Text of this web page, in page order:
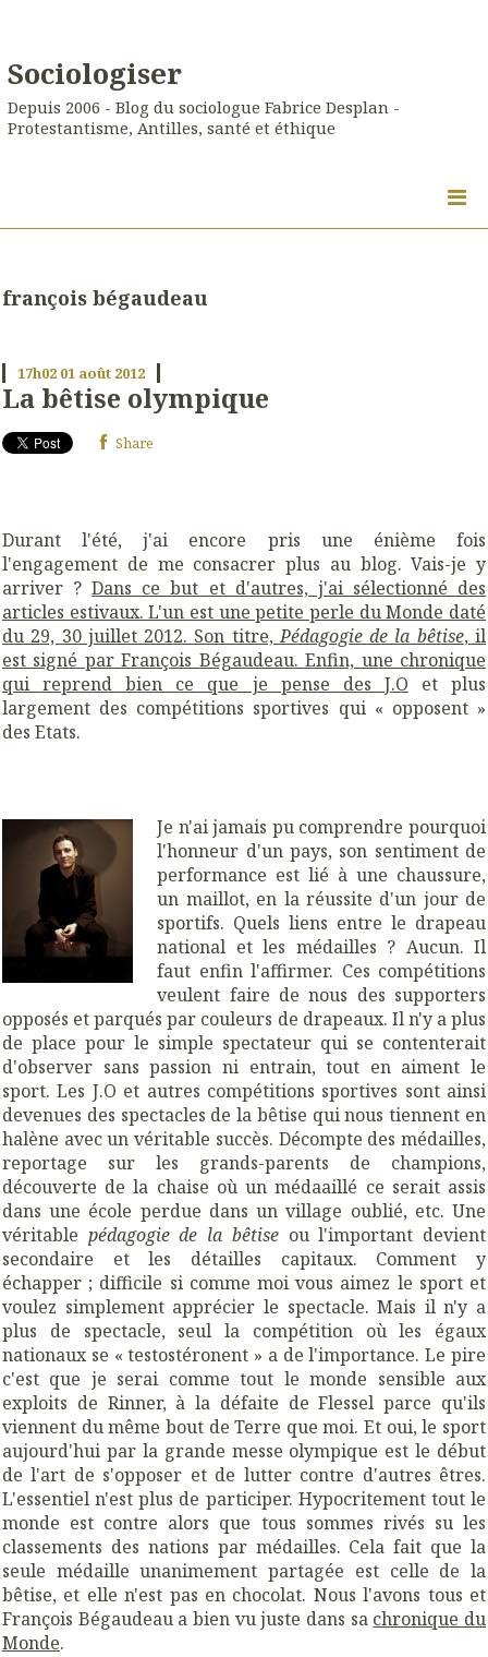
Sociologiser
Depuis 2006 - Blog du sociologue Fabrice Desplan -
Protestantisme, Antilles, santé et éthique
françois bégaudeau
17h02 01 août 2012
La bêtise olympique
Share
Durant l'été, j'ai encore pris une énième fois
l'engagement de me consacrer plus au blog. Vais-je y
arriver ?Dans ce but et d'autres, j'ai sélectionné des
articles estivaux. L'un est une petite perle du Monde daté
du 29, 30 juillet 2012. Son titre,Pédagogie de la bêtise, il
est signé par François Bégaudeau. Enfin, une chronique
qui reprend bien ce que je pense des J.O et plus
largement des compétitions sportives qui « opposent »
des Etats.
Je n'ai jamais pu comprendre pourquoi
l'honneur d'un pays, son sentiment de
performance est lié à une chaussure,
un maillot, en la réussite d'un jour de
sportifs. Quels liens entre le drapeau
national et les médailles ? Aucun. Il
faut enfin l'affirmer. Ces compétitions
veulent faire de nous des supporters
opposés et parqués par couleurs de drapeaux. Il n'y a plus
de place pour le simple spectateur qui se contenterait
d'observer sans passion ni entrain, tout en aiment le
sport. Les J.O et autres compétitions sportives sont ainsi
devenues des spectacles de la bêtise qui nous tiennent en
halène avec un véritable succès. Décompte des médailles,
reportage sur les grands-parents de champions,
découverte de la chaise où un médaaillé ce serait assis
dans une école perdue dans un village oublié, etc. Une
véritable pédagogie de la bêtiseou l'important devient
secondaire et les détailles capitaux. Comment y
échapper ; difficile si comme moi vous aimez le sport et
voulez simplement apprécier le spectacle. Mais il n'y a
plus de spectacle, seul la compétition où les égaux
nationaux se « testostéronent » a de l'importance. Le pire
c'est que je serai comme tout le monde sensible aux
exploits de Rinner, à la défaite de Flessel parce qu'ils
viennent du même bout de Terre que moi. Et oui, le sport
aujourd'hui par la grande messe olympique est le début
de l'art de s'opposer et de lutter contre d'autres êtres.
L'essentiel n'est plus de participer. Hypocritement tout le
monde est contre alors que tous sommes rivés su les
classements des nations par médailles. Cela fait que la
seule médaille unanimement partagée est celle de la
bêtise, et elle n'est pas en chocolat. Nous l'avons tous et
François Bégaudeau a bien vu juste dans sa chronique du
Monde.